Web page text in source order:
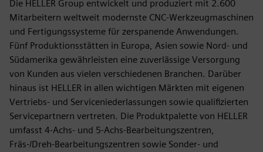
Die HELLER Group entwickelt und produziert mit 2.600
Mitarbeitern weltweit modernste CNC-Werkzeugmaschinen
und Fertigungssysteme für zerspanende Anwendungen.
Fünf Produktionsstätten in Europa, Asien sowie Nord- und
Südamerika gewährleisten eine zuverlässige Versorgung
von Kunden aus vielen verschiedenen Branchen. Darüber
hinaus ist HELLER in allen wichtigen Märkten mit eigenen
Vertriebs- und Serviceniederlassungen sowie qualifizierten
Servicepartnern vertreten. Die Produktpalette von HELLER
umfasst 4-Achs- und 5-Achs-Bearbeitungszentren,
Fräs-/Dreh-Bearbeitungszentren sowie Sonder- und